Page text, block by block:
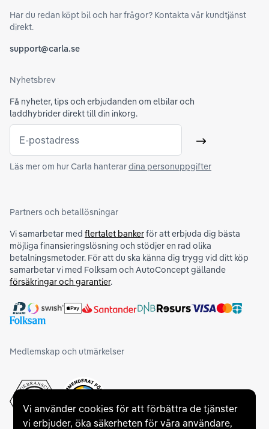
Vi använder cookies för att förbättra de tjänster
vi erbjuder, öka säkerheten för våra användare,
Har du redan köpt bil och har frågor? Kontakta vår kundtjänst
direkt.
support@carla.se
Nyhetsbrev
Få nyheter, tips och erbjudanden om elbilar och
laddhybrider direkt till din inkorg.
E-postadress Skicka
Läs mer om hur Carla hanterardina personuppgifter
Partners och betallösningar
Vi samarbetar med flertalet bankerför att erbjuda dig bästa
möjliga finansieringslösning och stödjer en rad olika
betalningsmetoder. För att du ska känna dig trygg vid ditt köp
samarbetar vi med Folksam och AutoConcept gällande
försäkringar och garantier.
Medlemskap och utmärkelser